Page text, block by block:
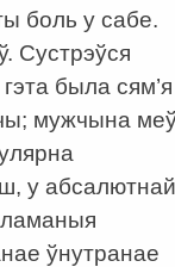
боль у сабе.
Сустрэўся
была сям’я
мужчына
у абсалютнай
ўнутранае